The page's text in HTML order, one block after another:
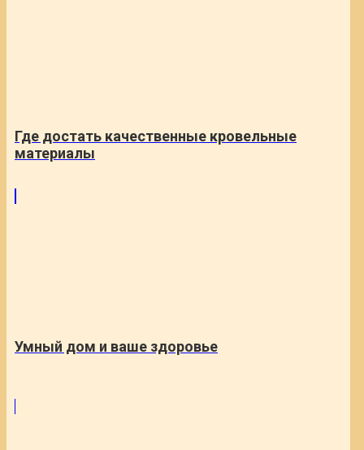
Где достать качественные кровельные
материалы
Умный дом и ваше здоровье